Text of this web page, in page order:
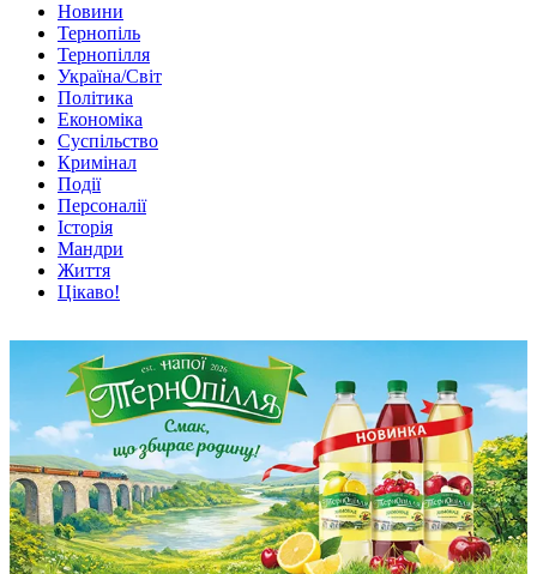
Новини
Тернопіль
Тернопілля
Україна/Світ
Політика
Економіка
Суспільство
Кримінал
Події
Персоналії
Історія
Мандри
Життя
Цікаво!